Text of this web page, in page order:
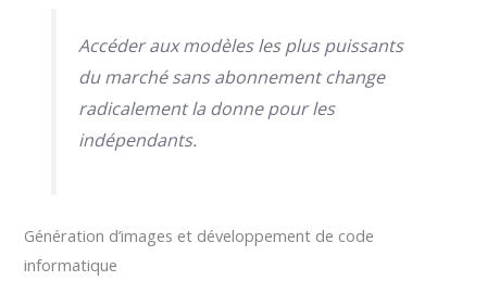
Accéder aux modèles les plus puissants
du marché sans abonnement change
radicalement la donne pour les
indépendants.
Génération d’images et développement de code
informatique